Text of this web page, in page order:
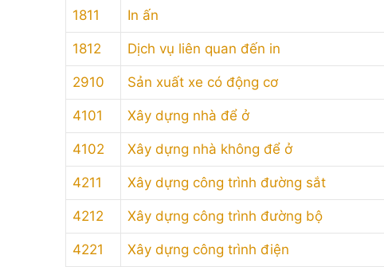
1811 In ấn
1812 Dịch vụ liên quan đến in
2910 Sản xuất xe có động cơ
4101 Xây dựng nhà để ở
4102 Xây dựng nhà không để ở
4211 Xây dựng công trình đường sắt
4212 Xây dựng công trình đường bộ
4221 Xây dựng công trình điện